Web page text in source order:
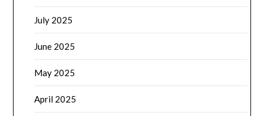
July 2025
June 2025
May 2025
April 2025